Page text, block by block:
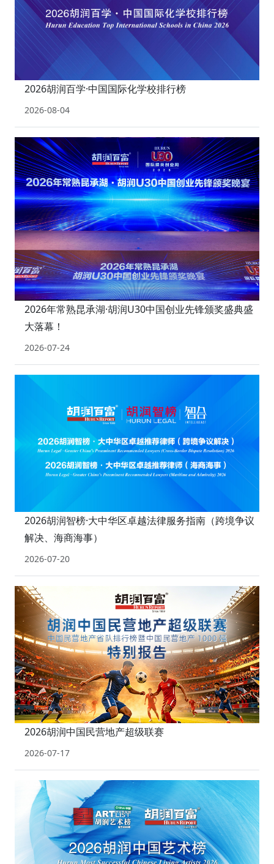
2026胡润百学·中国国际化学校排行榜
2026-08-04
2026年常熟昆承湖·胡润U30中国创业先锋颁奖盛典盛
大落幕！
2026-07-24
2026胡润智榜·大中华区卓越法律服务指南（跨境争议
解决、海商海事）
2026-07-20
2026胡润中国民营地产超级联赛
2026-07-17